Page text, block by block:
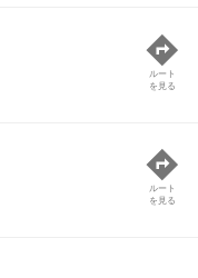
ルート
を見る
ルート
を見る